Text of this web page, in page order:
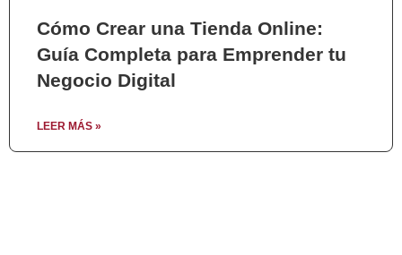
Cómo Crear una Tienda Online:
Guía Completa para Emprender tu
Negocio Digital
LEER MÁS »